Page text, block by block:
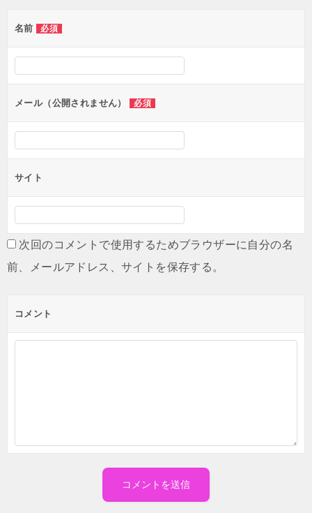
ー
シ
ン
名前 必須
メール（公開されません） 必須
サイト
次回のコメントで使用するためブラウザーに自分の名
前、メールアドレス、サイトを保存する。
コメント